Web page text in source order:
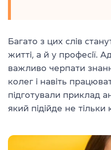
Багато з цих слів
житті, а й у професії.
важливо черпати
колег і навіть
підготували приклад
який підійде не тільки